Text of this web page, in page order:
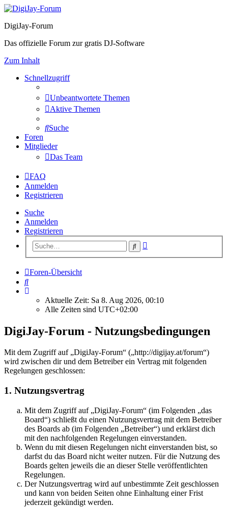
DigiJay-Forum
Das offizielle Forum zur gratis DJ-Software
Zum Inhalt
Schnellzugriff
Unbeantwortete Themen
Aktive Themen
Suche
Foren
Mitglieder
Das Team
FAQ
Anmelden
Registrieren
Suche
Anmelden
Registrieren
Suche
Foren-Übersicht
Suche
Aktuelle Zeit: Sa 8. Aug 2026, 00:10
Alle Zeiten sind UTC+02:00
DigiJay-Forum - Nutzungsbedingungen
Mit dem Zugriff auf „DigiJay-Forum“ („http://digijay.at/forum“)
wird zwischen dir und dem Betreiber ein Vertrag mit folgenden
Regelungen geschlossen:
1. Nutzungsvertrag
Mit dem Zugriff auf „DigiJay-Forum“ (im Folgenden „das
Board“) schließt du einen Nutzungsvertrag mit dem Betreiber
des Boards ab (im Folgenden „Betreiber“) und erklärst dich
mit den nachfolgenden Regelungen einverstanden.
Wenn du mit diesen Regelungen nicht einverstanden bist, so
darfst du das Board nicht weiter nutzen. Für die Nutzung des
Boards gelten jeweils die an dieser Stelle veröffentlichten
Regelungen.
Der Nutzungsvertrag wird auf unbestimmte Zeit geschlossen
und kann von beiden Seiten ohne Einhaltung einer Frist
jederzeit gekündigt werden.